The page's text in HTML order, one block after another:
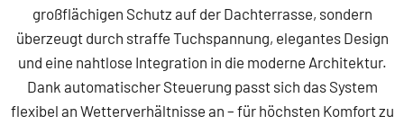
großflächigen Schutz auf der Dachterrasse, sondern
überzeugt durch straffe Tuchspannung, elegantes Design
und eine nahtlose Integration in die moderne Architektur.
Dank automatischer Steuerung passt sich das System
flexibel an Wetterverhältnisse an – für höchsten Komfort zu